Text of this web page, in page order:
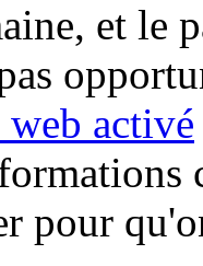
et le
web activé
pour